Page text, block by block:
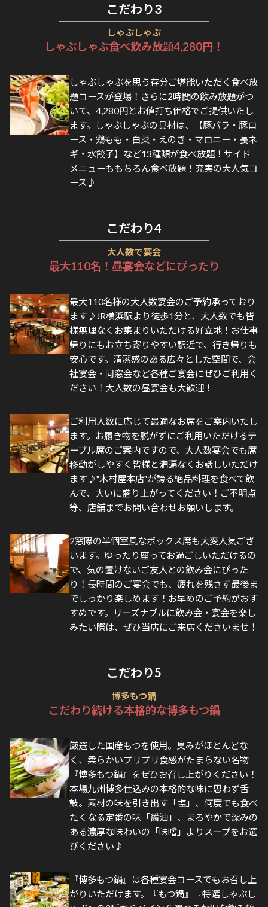
こだわり3
しゃぶしゃぶ
しゃぶしゃぶ食べ飲み放題4,280円！
しゃぶしゃぶを思う存分ご堪能いただく食べ放
題コースが登場！さらに2時間の飲み放題がつ
いて、4,280円とお値打ち価格でご提供いたし
ます。しゃぶしゃぶの具材は、【豚バラ・豚ロ
ース・鶏もも・白菜・えのき・マロニー・長ネ
ギ・水餃子】など13種類が食べ放題！サイド
メニューももちろん食べ放題！充実の大人気コ
ース♪
こだわり4
大人数で宴会
最大110名！昼宴会などにぴったり
最大110名様の大人数宴会のご予約承っており
ます♪JR横浜駅より徒歩1分と、大人数でも皆
様無理なくお集まりいただける好立地！お仕事
帰りにもお立ち寄りやすい駅近で、行き帰りも
安心です。清潔感のある広々とした空間で、会
社宴会・同窓会など各種ご宴会にぜひご利用く
ださい！大人数の昼宴会も大歓迎！
ご利用人数に応じて最適なお席をご案内いたし
ます。お履き物を脱がずにご利用いただけるテ
ーブル席のご案内ですので、大人数宴会でも席
移動がしやすく皆様と満遍なくお話しいただけ
ます♪"木村屋本店"が誇る絶品料理を食べて飲
んで、大いに盛り上がってください！ご不明点
等、店舗までお問い合わせお願いします。
2窓際の半個室風なボックス席も大変人気ござ
います。ゆったり座ってお過ごしいただけるの
で、気の置けないご友人との飲み会にぴった
り！長時間のご宴会でも、疲れを残さず最後ま
でしっかり楽しめます！お早めのご予約がおす
すめです。リーズナブルに飲み会・宴会を楽し
みたい際は、ぜひ当店にご来店くださいませ！
こだわり5
博多もつ鍋
こだわり続ける本格的な博多もつ鍋
厳選した国産もつを使用。臭みがほとんどな
く、柔らかいプリプリ食感がたまらない名物
『博多もつ鍋』をぜひお召し上がりください！
本場九州博多仕込みの本格的な味に思わず舌
鼓。素材の味を引き出す「塩」、何度でも食べ
たくなる定番の味「醤油」、まろやかで深みの
ある濃厚な味わいの「味噌」よりスープをお選
びください♪
『博多もつ鍋』は各種宴会コースでもお召し上
がりいただけます。『もつ鍋』『特選しゃぶし